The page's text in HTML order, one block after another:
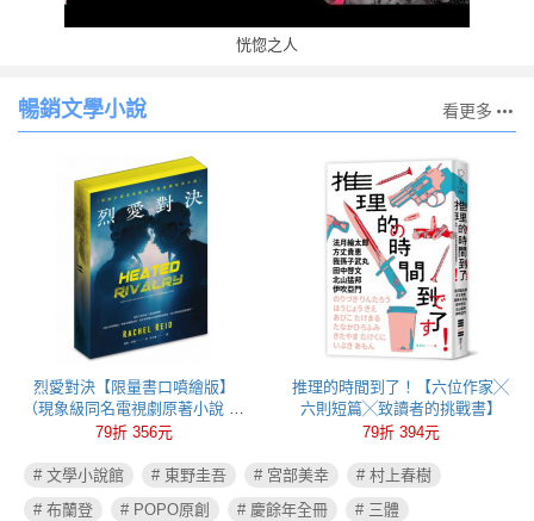
恍惚之人
暢銷文學小說 看更多
烈愛對決【限量書口噴繪版】
（現象級同名電視劇原著小說 全
球冰球羅曼史狂潮代表作）
79折 356元
推理的時間到了！【六位作家╳
六則短篇╳致讀者的挑戰書】
79折 394元
# 文學小說館 # 東野圭吾 # 宮部美幸
# 村上春樹
# 布蘭登
# POPO原創 # 慶餘年全冊 # 三體